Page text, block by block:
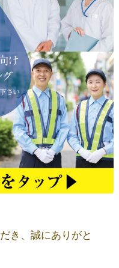
料金
ットⓌ
わり
き、誠にありがと